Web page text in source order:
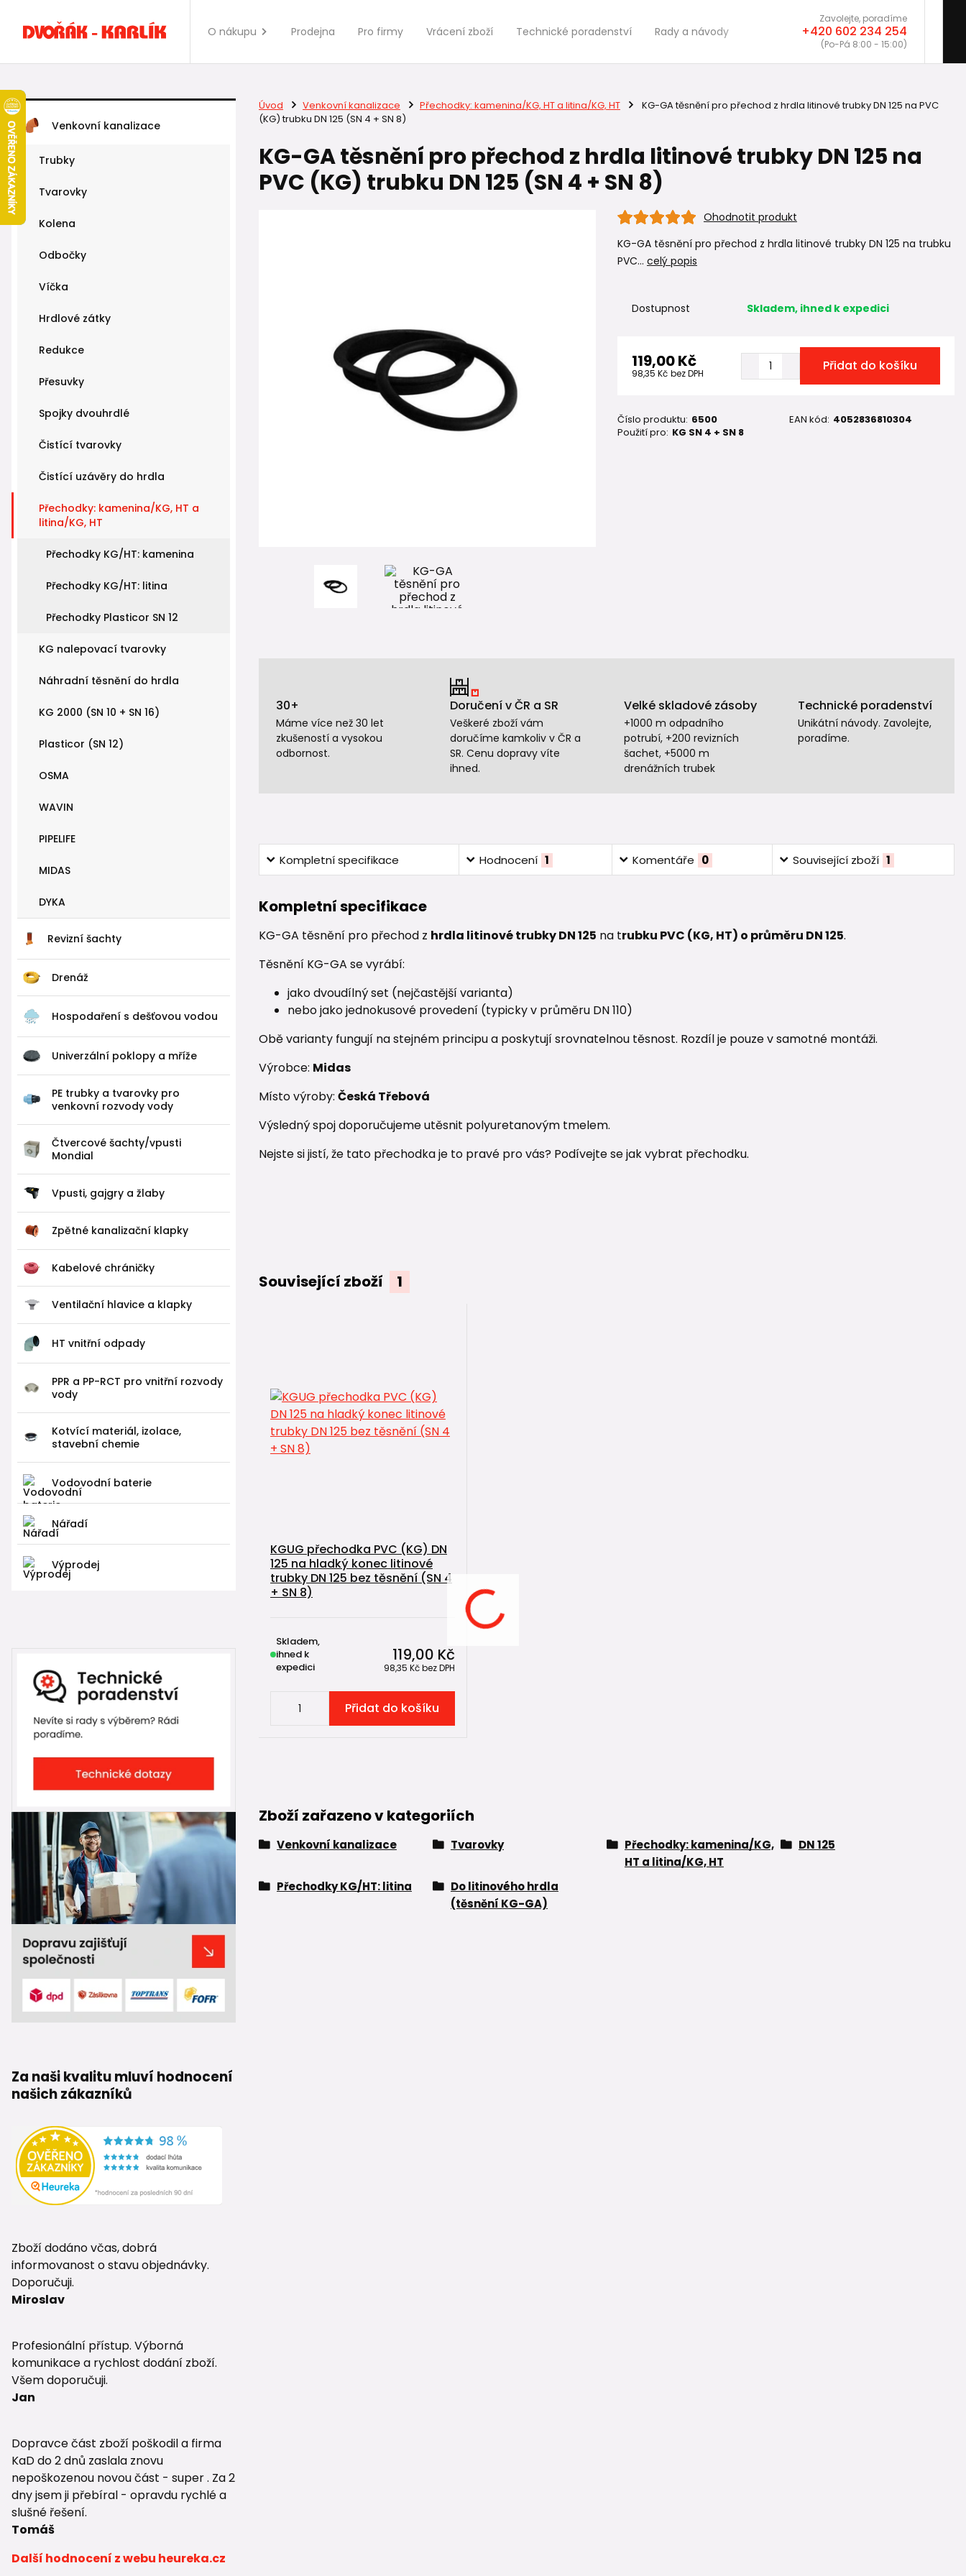
O nákupu Prodejna Pro firmy Vrácení zboží Technické poradenství Rady a návody
Zavolejte, poradíme
+420 602 234 254
(Po-Pá 8:00 - 15:00)
Venkovní kanalizace
Trubky
Tvarovky
Kolena
Odbočky
Víčka
Hrdlové zátky
Redukce
Přesuvky
Spojky dvouhrdlé
Čistící tvarovky
Čistící uzávěry do hrdla
Přechodky: kamenina/KG, HT a
litina/KG, HT
Přechodky KG/HT: kamenina
Přechodky KG/HT: litina
Přechodky Plasticor SN 12
KG nalepovací tvarovky
Náhradní těsnění do hrdla
KG 2000 (SN 10 + SN 16)
Plasticor (SN 12)
OSMA
WAVIN
PIPELIFE
MIDAS
DYKA
Revizní šachty
Drenáž
Hospodaření s dešťovou vodou
Univerzální poklopy a mříže
PE trubky a tvarovky pro
venkovní rozvody vody
Čtvercové šachty/vpusti
Mondial
Vpusti, gajgry a žlaby
Zpětné kanalizační klapky
Kabelové chráničky
Ventilační hlavice a klapky
HT vnitřní odpady
PPR a PP-RCT pro vnitřní rozvody
vody
Kotvící materiál, izolace,
stavební chemie
Vodovodní baterie
Nářadí
Výprodej
Za naši kvalitu mluví hodnocení
našich zákazníků
Zboží dodáno včas, dobrá
informovanost o stavu objednávky.
Doporučuji.
Miroslav
Profesionální přístup. Výborná
komunikace a rychlost dodání zboží.
Všem doporučuji.
Jan
Dopravce část zboží poškodil a firma
KaD do 2 dnů zaslala znovu
nepoškozenou novou část - super . Za 2
dny jsem ji přebíral - opravdu rychlé a
slušné řešení.
Tomáš
Další hodnocení z webu heureka.cz
Úvod Venkovní kanalizace Přechodky: kamenina/KG, HT a litina/KG, HT
KG-GA těsnění pro přechod z hrdla litinové trubky DN 125 na PVC
(KG) trubku DN 125 (SN 4 + SN 8)
KG-GA těsnění pro přechod z hrdla litinové trubky DN 125 na
PVC (KG) trubku DN 125 (SN 4 + SN 8)
Ohodnotit produkt
KG-GA těsnění pro přechod z hrdla litinové trubky DN 125 na trubku
PVC... celý popis
Dostupnost Skladem, ihned k expedici
119,00 Kč
98,35 Kč bez DPH Přidat do košíku
Číslo produktu: 6500 EAN kód: 4052836810304
Použití pro: KG SN 4 + SN 8
30+
Máme více než 30 let
zkušeností a vysokou
odbornost.
Doručení v ČR a SR
Veškeré zboží vám
doručíme kamkoliv v ČR a
SR. Cenu dopravy víte
ihned.
Velké skladové zásoby
+1000 m odpadního
potrubí, +200 revizních
šachet, +5000 m
drenážních trubek
Technické poradenství
Unikátní návody. Zavolejte,
poradíme.
Kompletní specifikace Hodnocení 1 Komentáře 0 Související zboží 1
Kompletní specifikace
KG-GA těsnění pro přechod z hrdla litinové trubky DN 125 na trubku PVC (KG, HT) o průměru DN 125.
Těsnění KG-GA se vyrábí:
jako dvoudílný set (nejčastější varianta)
nebo jako jednokusové provedení (typicky v průměru DN 110)
Obě varianty fungují na stejném principu a poskytují srovnatelnou těsnost. Rozdíl je pouze v samotné montáži.
Výrobce: Midas
Místo výroby: Česká Třebová
Výsledný spoj doporučujeme utěsnit polyuretanovým tmelem.
Nejste si jistí, že tato přechodka je to pravé pro vás? Podívejte se jak vybrat přechodku.
Související zboží 1
KGUG přechodka PVC (KG) DN
125 na hladký konec litinové
trubky DN 125 bez těsnění (SN 4
+ SN 8)
119,00 Kč
98,35 Kčbez DPH
Skladem,
ihned k
expedici
Přidat do košíku
Zboží zařazeno v kategoriích
Venkovní kanalizace Tvarovky
Přechodky: kamenina/KG,
HT a litina/KG, HT
DN 125
Přechodky KG/HT: litina
Do litinového hrdla
(těsnění KG-GA)